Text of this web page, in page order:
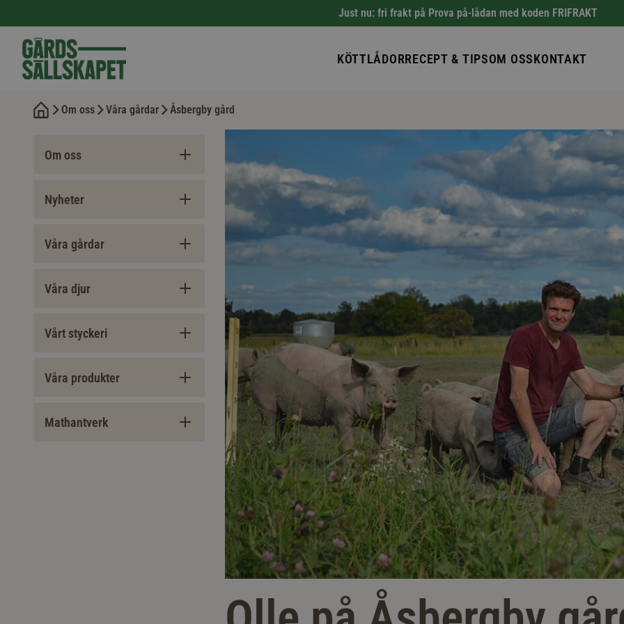
Just nu: fri frakt på Prova på-lådan med koden FRIFRAKT
KÖTTLÅDORRECEPT & TIPSOM OSSKONTAKT
Om oss Våra gårdar Åsbergby gård
Om oss
Nyheter
Våra gårdar
Våra djur
Vårt styckeri
Våra produkter
Mathantverk